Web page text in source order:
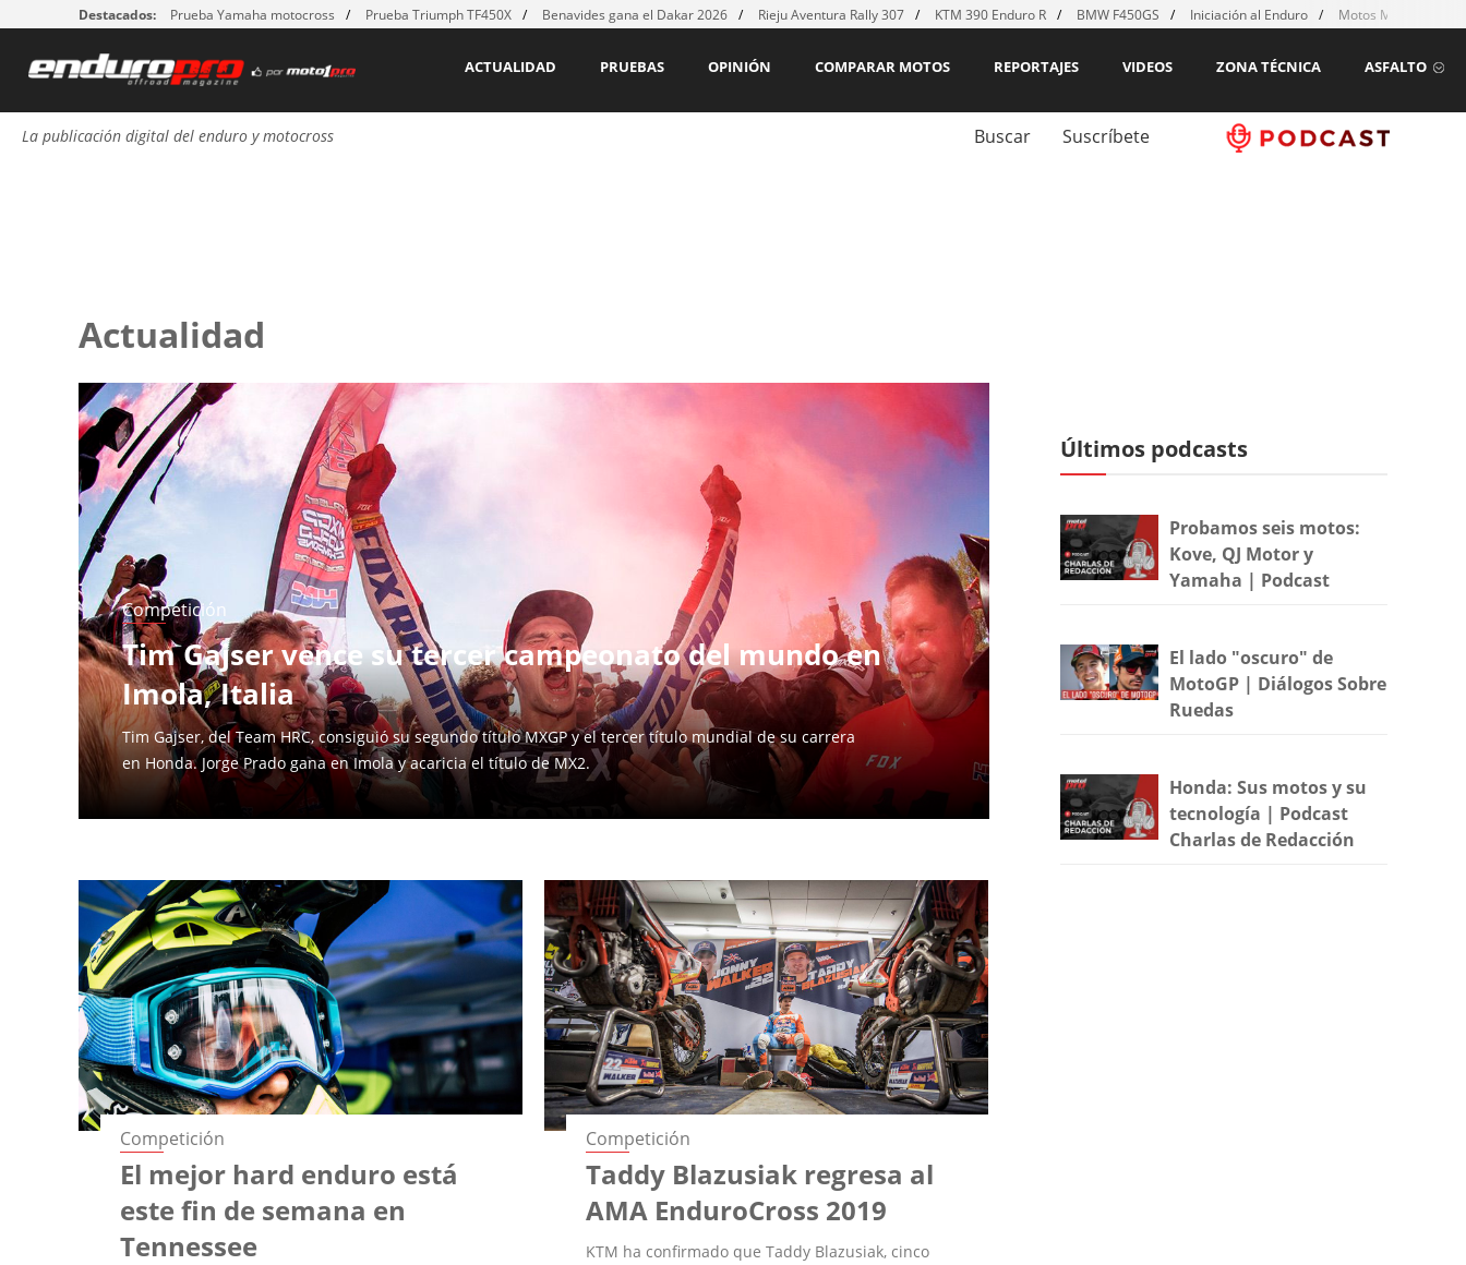
Destacados: Prueba Yamaha motocross Prueba Triumph TF450X Benavides gana el Dakar 2026 Rieju Aventura Rally 307 KTM 390 Enduro R BMW F450GS Iniciación al Enduro Motos MX para
ASFALTO
ZONA TÉCNICA
VIDEOS
REPORTAJES
COMPARAR MOTOS
OPINIÓN
PRUEBAS
ACTUALIDAD
La publicación digital del enduro y motocross Buscar Suscríbete
Actualidad
Competición
Tim Gajser vence su tercer campeonato del mundo en
Imola, Italia
Tim Gajser, del Team HRC, consiguió su segundo título MXGP y el tercer título mundial de su carrera
en Honda. Jorge Prado gana en Imola y acaricia el título de MX2.
Competición
El mejor hard enduro está
este fin de semana en
Tennessee
Competición
Taddy Blazusiak regresa al
AMA EnduroCross 2019
KTM ha confirmado que Taddy Blazusiak, cinco
Páginas
Últimos podcasts
Probamos seis motos:
Kove, QJ Motor y
Yamaha | Podcast
El lado "oscuro" de
MotoGP | Diálogos Sobre
Ruedas
Honda: Sus motos y su
tecnología | Podcast
Charlas de Redacción